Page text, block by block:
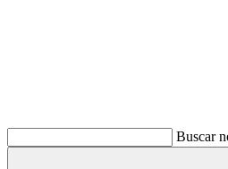
Buscar